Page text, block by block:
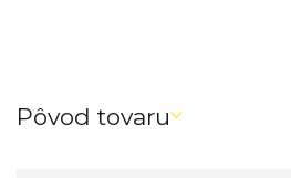
Pôvod tovaru